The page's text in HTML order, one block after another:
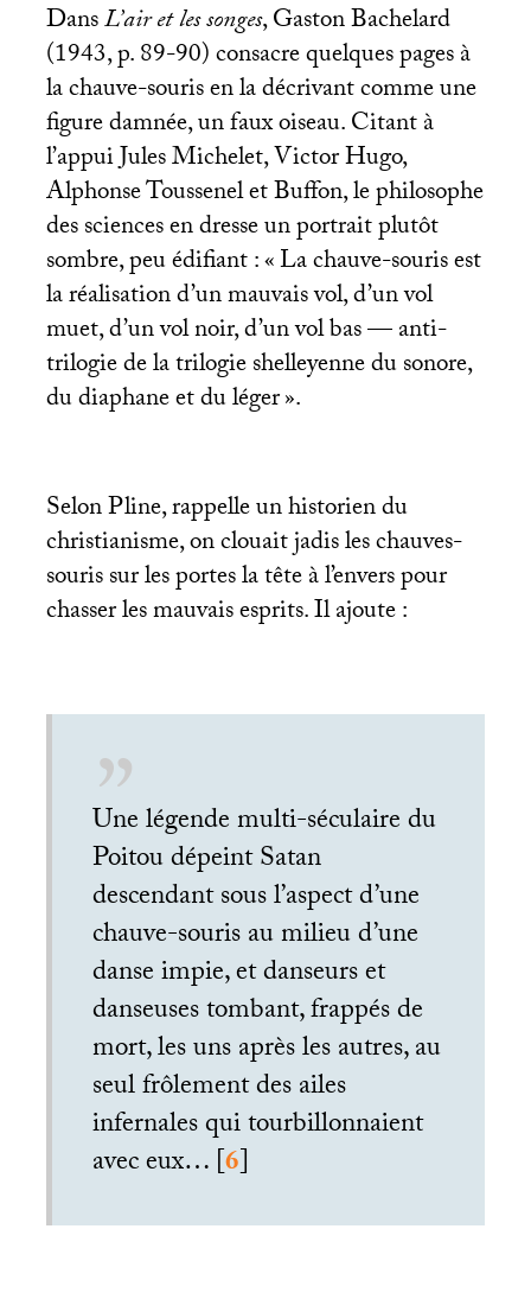
DansL’air et les songes, Gaston Bachelard
(1943, p. 89-90) consacre quelques pages à
la chauve-souris en la décrivant comme une
figure damnée, un faux oiseau. Citant à
l’appui Jules Michelet, Victor Hugo,
Alphonse Toussenel et Buffon, le philosophe
des sciences en dresse un portrait plutôt
sombre, peu édifiant : «La chauve-souris est
la réalisation d’un mauvais vol, d’un vol
muet, d’un vol noir, d’un vol bas — anti-
trilogie de la trilogie shelleyenne du sonore,
du diaphane et du léger».
Selon Pline, rappelle un historien du
christianisme, on clouait jadis les chauves-
souris sur les portes la tête à l’envers pour
chasser les mauvais esprits. Il ajoute :
Une légende multi-séculaire du
Poitou dépeint Satan
descendant sous l’aspect d’une
chauve-souris au milieu d’une
danse impie, et danseurs et
danseuses tombant, frappés de
mort, les uns après les autres, au
seul frôlement des ailes
infernales qui tourbillonnaient
avec eux… [6]